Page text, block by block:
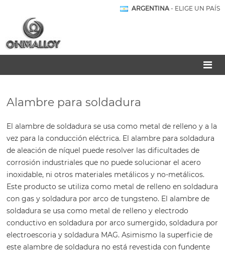
ARGENTINA - ELIGE UN PAÍS
Alambre para soldadura
El alambre de soldadura se usa como metal de relleno y a la
vez para la conducción eléctrica. El alambre para soldadura
de aleación de níquel puede resolver las dificultades de
corrosión industriales que no puede solucionar el acero
inoxidable, ni otros materiales metálicos y no-metálicos.
Este producto se utiliza como metal de relleno en soldadura
con gas y soldadura por arco de tungsteno. El alambre de
soldadura se usa como metal de relleno y electrodo
conductivo en soldadura por arco sumergido, soldadura por
electroescoria y soldadura MAG. Asimismo la superficie de
este alambre de soldadura no está revestida con fundente